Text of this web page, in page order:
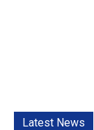
Latest News